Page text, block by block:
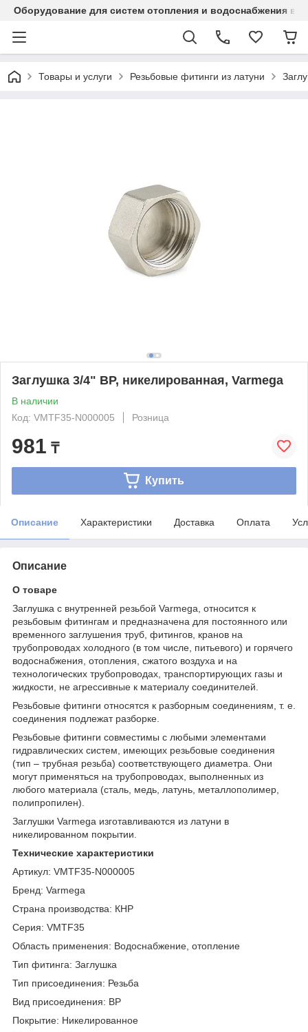
Оборудование для систем отопления и водоснабжения в
Товары и услуги Резьбовые фитинги из латуни
Заглушка 3/4" ВР, никелированная, Varmega
В наличии
Код: VMTF35-N000005
Розница
981 ₸
Купить
Описание Характеристики Доставка Оплата
Описание
О товаре
Заглушка с внутренней резьбой Varmega, относится к
резьбовым фитингам и предназначена для постоянного или
временного заглушения труб, фитингов, кранов на
трубопроводах холодного (в том числе, питьевого) и горячего
водоснабжения, отопления, сжатого воздуха и на
технологических трубопроводах, транспортирующих газы и
жидкости, не агрессивные к материалу соединителей.
Резьбовые фитинги относятся к разборным соединениям, т. е.
соединения подлежат разборке.
Резьбовые фитинги совместимы с любыми элементами
гидравлических систем, имеющих резьбовые соединения
(тип – трубная резьба) соответствующего диаметра. Они
могут применяться на трубопроводах, выполненных из
любого материала (сталь, медь, латунь, металлополимер,
полипропилен).
Заглушки Varmega изготавливаются из латуни в
никелированном покрытии.
Технические характеристики
Артикул: VMTF35-N000005
Бренд: Varmega
Страна производства: КНР
Серия: VMTF35
Область применения: Водоснабжение, отопление
Тип фитинга: Заглушка
Тип присоединения: Резьба
Вид присоединения: ВР
Покрытие: Никелированное